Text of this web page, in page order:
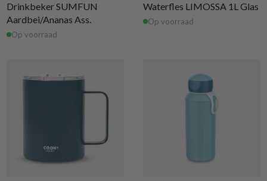
Drinkbeker SUMFUN
Aardbei/Ananas Ass.
Op voorraad
Waterfles LIMOSSA 1L Glas
Op voorraad